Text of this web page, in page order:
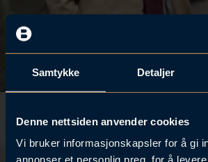
Samtykke Detaljer
Denne nettsiden anvender cookies
Vi bruker informasjonskapsler for å gi
annonser et personlig preg, for å